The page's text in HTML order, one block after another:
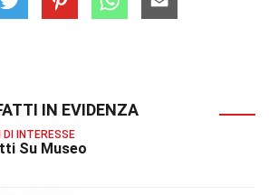
IN EVIDENZA
DI INTERESSE
Su Museo